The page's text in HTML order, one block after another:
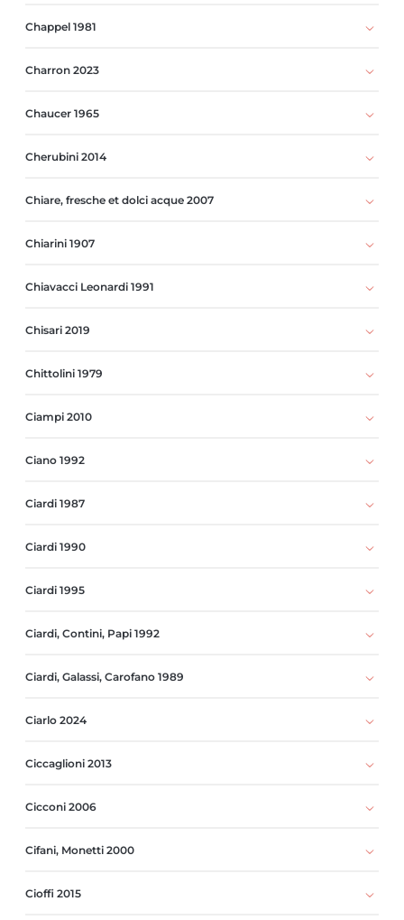
Chappel 1981
Charron 2023
Chaucer 1965
Cherubini 2014
Chiare, fresche et dolci acque 2007
Chiarini 1907
Chiavacci Leonardi 1991
Chisari 2019
Chittolini 1979
Ciampi 2010
Ciano 1992
Ciardi 1987
Ciardi 1990
Ciardi 1995
Ciardi, Contini, Papi 1992
Ciardi, Galassi, Carofano 1989
Ciarlo 2024
Ciccaglioni 2013
Cicconi 2006
Cifani, Monetti 2000
Cioffi 2015